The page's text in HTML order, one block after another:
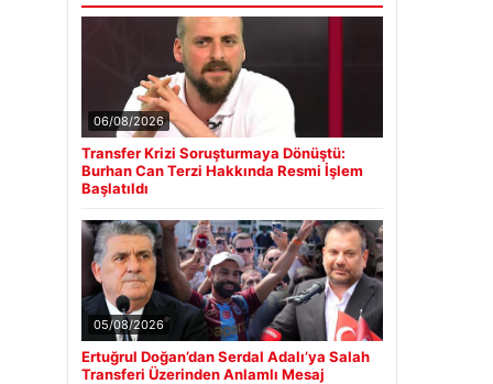
06/08/2026
Transfer Krizi Soruşturmaya Dönüştü:
Burhan Can Terzi Hakkında Resmi İşlem
Başlatıldı
05/08/2026
Ertuğrul Doğan’dan Serdal Adalı’ya Salah
Transferi Üzerinden Anlamlı Mesaj